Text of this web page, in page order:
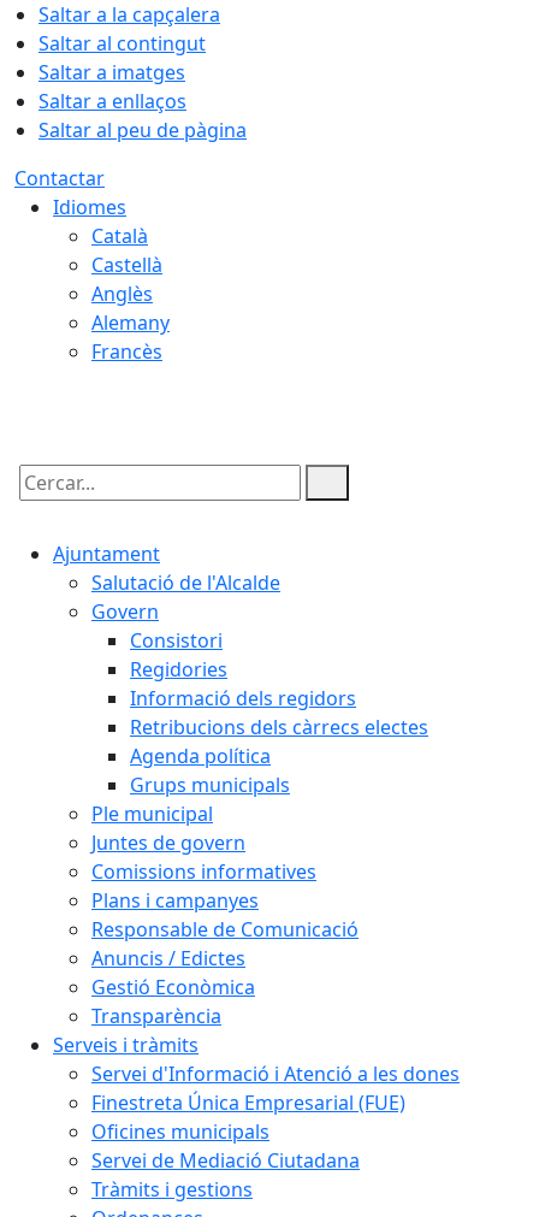
Saltar a la capçalera
Saltar al contingut
Saltar a imatges
Saltar a enllaços
Saltar al peu de pàgina
Contactar
Idiomes
Català
Castellà
Anglès
Alemany
Francès
Cercar:
Ajuntament
Salutació de l'Alcalde
Govern
Consistori
Regidories
Informació dels regidors
Retribucions dels càrrecs electes
Agenda política
Grups municipals
Ple municipal
Juntes de govern
Comissions informatives
Plans i campanyes
Responsable de Comunicació
Anuncis / Edictes
Gestió Econòmica
Transparència
Serveis i tràmits
Servei d'Informació i Atenció a les dones
Finestreta Única Empresarial (FUE)
Oficines municipals
Servei de Mediació Ciutadana
Tràmits i gestions